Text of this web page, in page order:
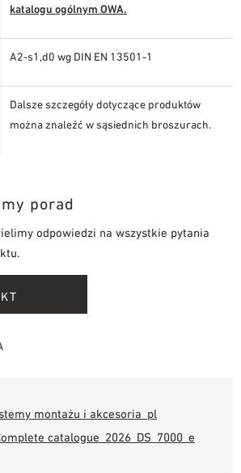
katalogu ogólnym OWA.
A2-s1,d0 wg DIN EN 13501-1
Dalsze szczegóły dotyczące produktów
można znaleźć w sąsiednich broszurach.
porad
odpowiedzi na wszystkie pytania
montażu i akcesoria_pl
catalogue_2026_DS_7000_e